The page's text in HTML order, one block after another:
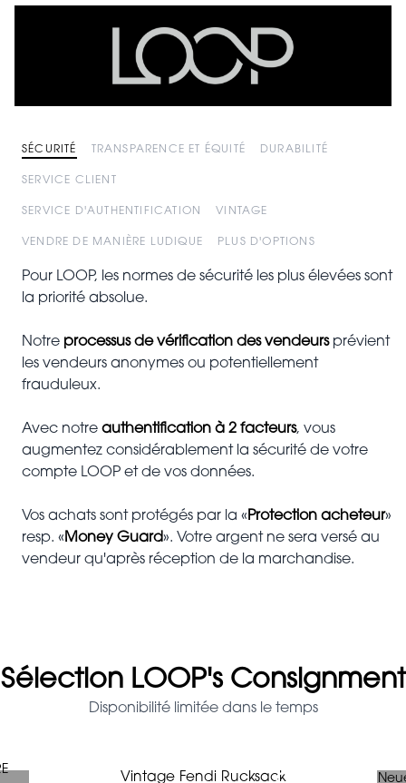
SÉCURITÉ TRANSPARENCE ET ÉQUITÉ DURABILITÉ
SERVICE CLIENT
SERVICE D'AUTHENTIFICATION VINTAGE
VENDRE DE MANIÈRE LUDIQUE PLUS D'OPTIONS
Pour LOOP, les normes de sécurité les plus élevées sont
la priorité absolue.
Notre processus de vérification des vendeursprévient
les vendeurs anonymes ou potentiellement
frauduleux.
Avec notre authentification à 2 facteurs, vous
augmentez considérablement la sécurité de votre
compte LOOP et de vos données.
Vos achats sont protégés par la «Protection acheteur»
resp. «Money Guard». Votre argent ne sera versé au
vendeur qu'après réception de la marchandise.
Sélection LOOP's Consignment
Disponibilité limitée dans le temps
Vintage Fendi RucksackVintage Fendi Rucksack
CHANEL Medaillon Tote
BOTTEGA VENETA Kleid
CHANEL Madame Paris
HERMES chain d'ancre
LOUIS VUITTON Le Fabuleux
MCM Mini Soft Diamond Tote
CHANEL Brillenrahmen/
LOEWE Handtasche
JIMMY CHOO Wedges
TISSOT Lady open heart mit
TOM FORD Cat Eye
LOUIS VUITTON
GUCCI Rucksack
Braccialini Clutch
FENDI Vintage
MIU MIU Wildleder Peeptoes
LOUIS VUITTON Capucines PM
CHANEL Cambon Long wallet
MAX MARA Daunenmantel
HERMES Twilly
Shi.rt Milano oversized Bluse
LOUIS VUITTON Logomania
MAJE kurzer Wollmantel